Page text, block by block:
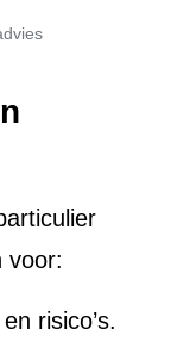
voor:
risico’s.